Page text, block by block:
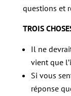
questions et
TROIS
Il ne
vient que
Si vous
réponse